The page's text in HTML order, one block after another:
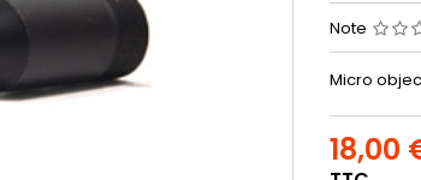
Note
Micro
18,00